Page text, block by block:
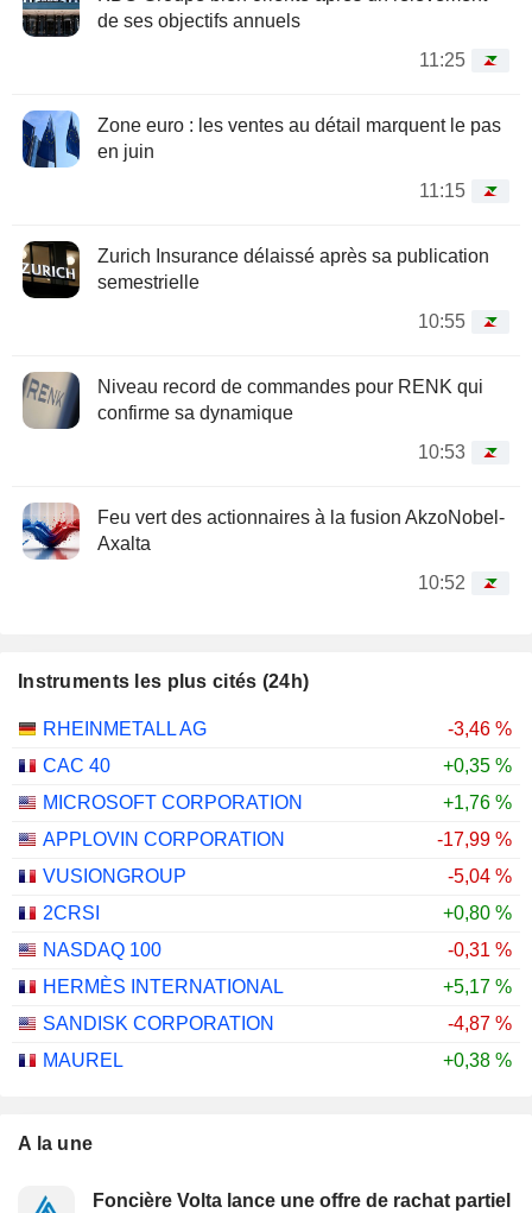
de ses objectifs annuels
11:25
Zone euro : les ventes au détail marquent le pas
en juin
11:15
Zurich Insurance délaissé après sa publication
semestrielle
10:55
Niveau record de commandes pour RENK qui
confirme sa dynamique
10:53
Feu vert des actionnaires à la fusion AkzoNobel-
Axalta
10:52
Instruments les plus cités (24h)
RHEINMETALL AG
-3,46 %
CAC 40
+0,35 %
MICROSOFT CORPORATION
+1,76 %
APPLOVIN CORPORATION
-17,99 %
VUSIONGROUP
-5,04 %
2CRSI
+0,80 %
NASDAQ 100
-0,31 %
HERMÈS INTERNATIONAL
+5,17 %
SANDISK CORPORATION
-4,87 %
MAUREL
+0,38 %
A la une
Foncière Volta lance une offre de rachat partiel